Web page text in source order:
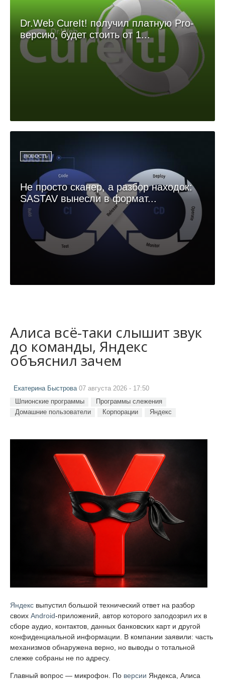
Dr.Web CureIt! получил платную Pro-
версию, будет стоить от 1...
НОВОСТЬ
Не просто сканер, а разбор находок:
SASTAV вынесли в формат...
Алиса всё-таки слышит звук
до команды, Яндекс
объяснил зачем
Екатерина Быстрова07 августа 2026 - 17:50
Шпионские программы
Программы слежения
Домашние пользователи
Корпорации Яндекс
Яндекс выпустил большой технический ответ на разбор
своих Android-приложений, автор которого заподозрил их в
сборе аудио, контактов, данных банковских карт и другой
конфиденциальной информации. В компании заявили: часть
механизмов обнаружена верно, но выводы о тотальной
слежке собраны не по адресу.
Главный вопрос — микрофон. По версии Яндекса, Алиса